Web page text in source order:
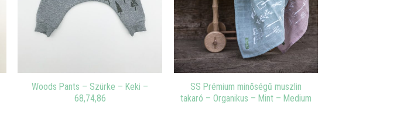
Woods Pants – Szürke – Keki –
68,74,86
SS Prémium minőségű muszlin
takaró – Organikus – Mint – Medium